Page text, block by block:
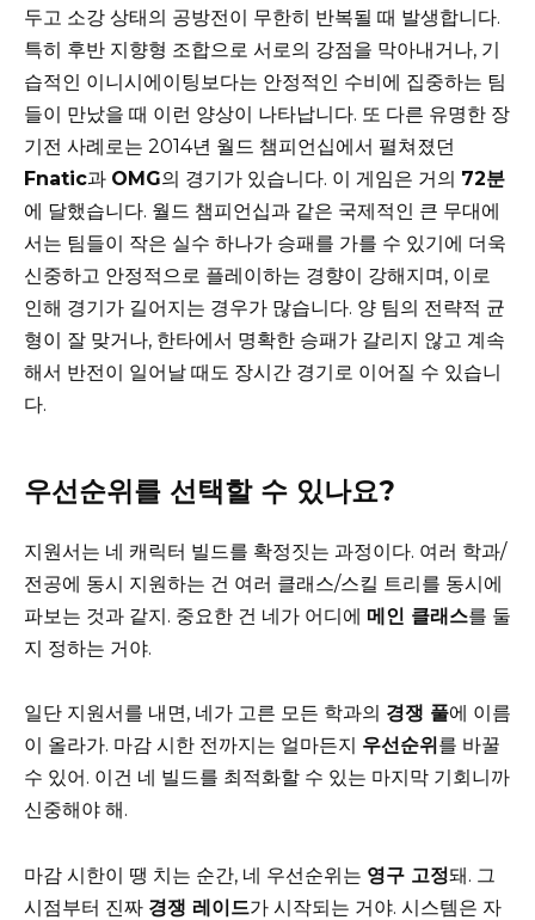
두고 소강 상태의 공방전이 무한히 반복될 때 발생합니다.
특히 후반 지향형 조합으로 서로의 강점을 막아내거나, 기
습적인 이니시에이팅보다는 안정적인 수비에 집중하는 팀
들이 만났을 때 이런 양상이 나타납니다. 또 다른 유명한 장
기전 사례로는 2014년 월드 챔피언십에서 펼쳐졌던
Fnatic과 OMG의 경기가 있습니다. 이 게임은 거의 72분
에 달했습니다. 월드 챔피언십과 같은 국제적인 큰 무대에
서는 팀들이 작은 실수 하나가 승패를 가를 수 있기에 더욱
신중하고 안정적으로 플레이하는 경향이 강해지며, 이로
인해 경기가 길어지는 경우가 많습니다. 양 팀의 전략적 균
형이 잘 맞거나, 한타에서 명확한 승패가 갈리지 않고 계속
해서 반전이 일어날 때도 장시간 경기로 이어질 수 있습니
다.
우선순위를 선택할 수 있나요?
지원서는 네 캐릭터 빌드를 확정짓는 과정이다. 여러 학과/
전공에 동시 지원하는 건 여러 클래스/스킬 트리를 동시에
파보는 것과 같지. 중요한 건 네가 어디에 메인 클래스를 둘
지 정하는 거야.
일단 지원서를 내면, 네가 고른 모든 학과의 경쟁 풀에 이름
이 올라가. 마감 시한 전까지는 얼마든지 우선순위 를 바꿀
수 있어. 이건 네 빌드를 최적화할 수 있는 마지막 기회니까
신중해야 해.
마감 시한이 땡 치는 순간, 네 우선순위는 영구 고정돼. 그
시점부터 진짜 경쟁 레이드가 시작되는 거야. 시스템은 자